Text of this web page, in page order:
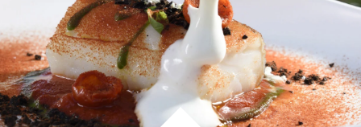
Prenota il tuo
SOGGIORNO